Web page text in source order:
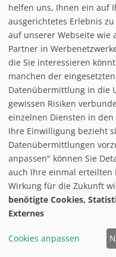
helfen uns, Ihnen ein auf
ausgerichtetes Erlebnis
auf unserer Webseite wie
Partner in
die Sie interessieren
manchen der
Datenübermittlung in die
gewissen Risiken
einzelnen Diensten in
Ihre Einwilligung bezieht
Datenübermittlungen
anpassen" können Sie
auch Ihre einmal
Wirkung für die Zukunft
benötigte Cookies,
Externes
Cookies anpassen